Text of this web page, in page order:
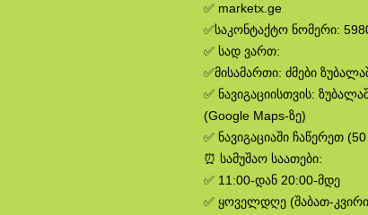
✅ marketx.ge
✅საკონტაქტო ნომერი:
✅ სად ვართ:
✅მისამართი: ძმები
✅ ნავიგაციისთვის:
(Google Maps-ზე)
✅ ნავიგაციაში ჩაწერეთ
⏰ სამუშაო საათები:
✅ 11:00-დან 20:00-მდე
✅ ყოველდღე (შაბათ-